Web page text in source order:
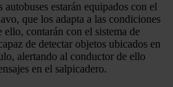
estarán equipados con el
que los adapta a las condiciones
contarán con el sistema de
de detectar objetos ubicados en
alertando al conductor de ello
en el salpicadero.